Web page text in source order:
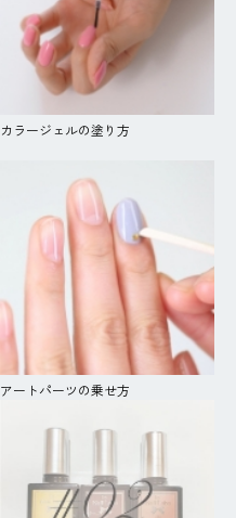
カラージェルの塗り方
アートパーツの乗せ方